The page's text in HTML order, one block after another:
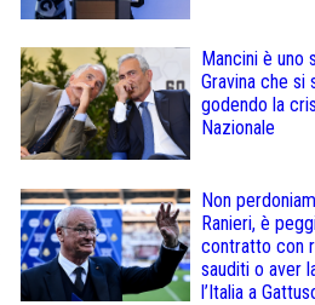
Mancini è uno
Gravina che si
godendo la
Nazionale
Non
Ranieri, è
contratto con
sauditi o aver
l’Italia a